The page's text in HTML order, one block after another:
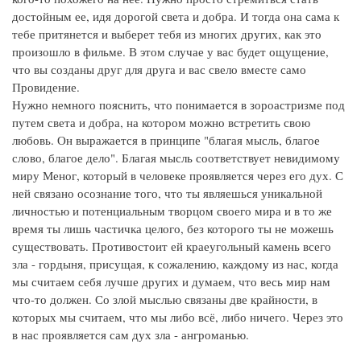
достойным ее, идя дорогой света и добра. И тогда она сама к
тебе притянется и выберет тебя из многих других, как это
произошло в фильме. В этом случае у вас будет ощущение,
что вы созданы друг для друга и вас свело вместе само
Провидение.
Нужно немного пояснить, что понимается в зороастризме под
путем света и добра, на котором можно встретить свою
любовь. Он выражается в принципе "благая мысль, благое
слово, благое дело". Благая мысль соответствует невидимому
миру Меног, который в человеке проявляется через его дух. С
ней связано осознание того, что ты являешься уникальной
личностью и потенциальным творцом своего мира и в то же
время ты лишь частичка целого, без которого ты не можешь
существовать. Противостоит ей краеугольный камень всего
зла - гордыня, присущая, к сожалению, каждому из нас, когда
мы считаем себя лучше других и думаем, что весь мир нам
что-то должен. Со злой мыслью связаны две крайности, в
которых мы считаем, что мы либо всё, либо ничего. Через это
в нас проявляется сам дух зла - ангроманью.